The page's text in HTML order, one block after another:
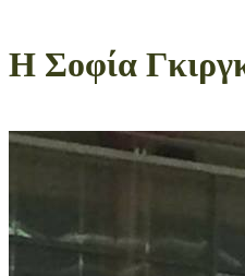
Η Σοφία